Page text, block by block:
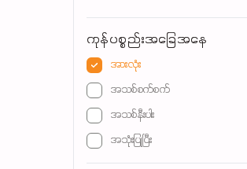
ကုန်ပစ္စည်းအခြေအနေ
အားလုံး
အသစ်စက်စက်
အသစ်နီးပါး
အသုံးပြုပြီး